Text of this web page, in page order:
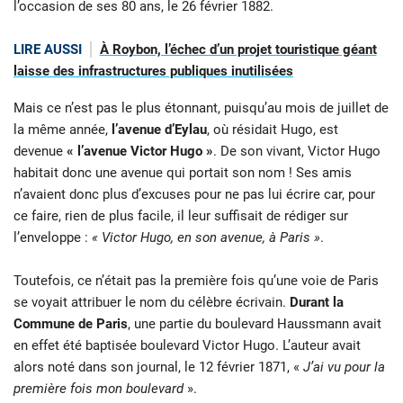
l’occasion de ses 80 ans, le 26 février 1882.
LIRE AUSSI
À Roybon, l’échec d’un projet touristique géant
laisse des infrastructures publiques inutilisées
Mais ce n’est pas le plus étonnant, puisqu’au mois de juillet de
la même année, l’avenue d’Eylau, où résidait Hugo, est
devenue « l’avenue Victor Hugo ». De son vivant, Victor Hugo
habitait donc une avenue qui portait son nom ! Ses amis
n’avaient donc plus d’excuses pour ne pas lui écrire car, pour
ce faire, rien de plus facile, il leur suffisait de rédiger sur
l’enveloppe : « Victor Hugo, en son avenue, à Paris ».
Toutefois, ce n’était pas la première fois qu’une voie de Paris
se voyait attribuer le nom du célèbre écrivain. Durant la
Commune de Paris, une partie du boulevard Haussmann avait
en effet été baptisée boulevard Victor Hugo. L’auteur avait
alors noté dans son journal, le 12 février 1871, « J’ai vu pour la
première fois mon boulevard».